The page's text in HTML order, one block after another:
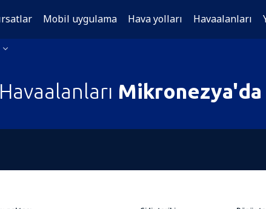
Mobil uygulama Hava yolları Havaalanları
Havaalanları Mikronezya'da